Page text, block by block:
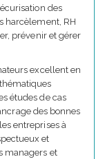
des
harcèlement, RH
prévenir et gérer
excellent en
études de cas
des bonnes
entreprises à
et
managers et